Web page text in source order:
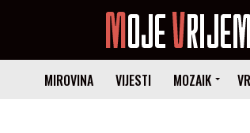
MIROVINA VIJESTI MOZAIK